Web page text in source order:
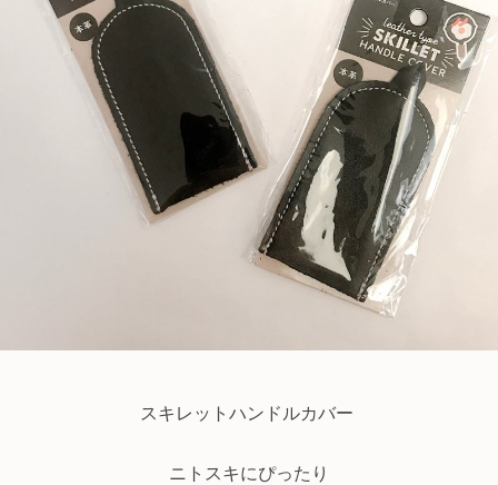
スキレットハンドルカバー
ニトスキにぴったり